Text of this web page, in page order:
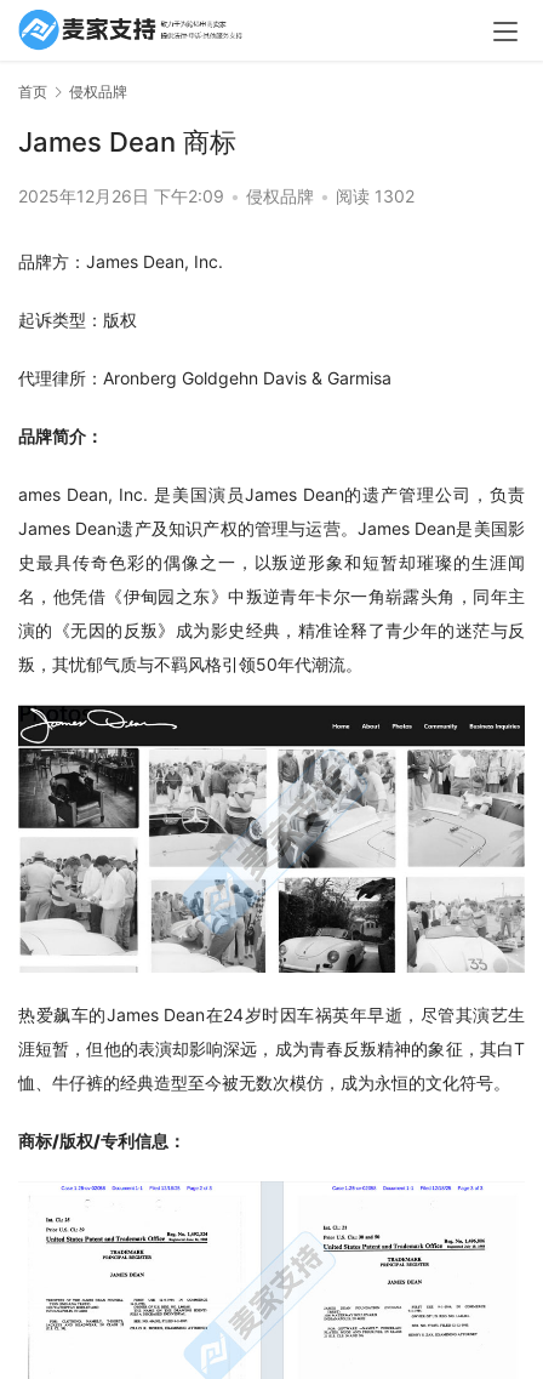
首页 侵权品牌
James Dean 商标
2025年12月26日 下午2:09 • 侵权品牌 • 阅读 1302
品牌方：James Dean, Inc.
起诉类型：版权
代理律所：Aronberg Goldgehn Davis & Garmisa
品牌简介：
ames Dean, Inc. 是美国演员James Dean的遗产管理公司，负责
James Dean遗产及知识产权的管理与运营。James Dean是美国影
史最具传奇色彩的偶像之一，以叛逆形象和短暂却璀璨的生涯闻
名，他凭借《伊甸园之东》中叛逆青年卡尔一角崭露头角，同年主
演的《无因的反叛》成为影史经典，精准诠释了青少年的迷茫与反
叛，其忧郁气质与不羁风格引领50年代潮流。
热爱飙车的James Dean在24岁时因车祸英年早逝，尽管其演艺生
涯短暂，但他的表演却影响深远，成为青春反叛精神的象征，其白T
恤、牛仔裤的经典造型至今被无数次模仿，成为永恒的文化符号。
商标/版权/专利信息 ：